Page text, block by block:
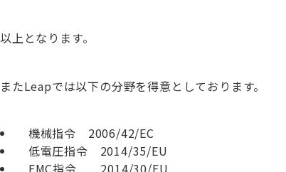
以上となります。
またLeapでは以下の分野を得意としております。
機械指令 2006/42/EC
低電圧指令 2014/35/EU
EMC指令 2014/30/EU